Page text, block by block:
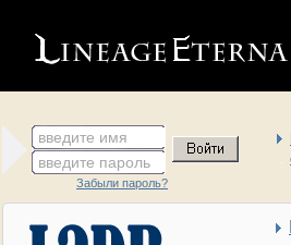
введите имя
введите пароль
Забыли пароль?